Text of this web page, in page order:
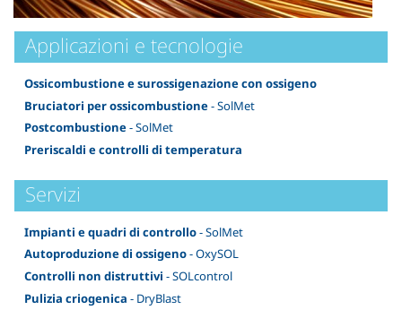
Applicazioni e tecnologie
Ossicombustione e surossigenazione con ossigeno
Bruciatori per ossicombustione- SolMet
Postcombustione- SolMet
Preriscaldi e controlli di temperatura
Servizi
Impianti e quadri di controllo- SolMet
Autoproduzione di ossigeno- OxySOL
Controlli non distruttivi - SOLcontrol
Pulizia criogenica - DryBlast